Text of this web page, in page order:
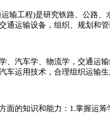
输工程)是研究铁路、公路
通运输设备，组织、规划和
、汽车学、物流学，交通运
车运用技术，合理组织运输
面的知识和能力：1.掌握运